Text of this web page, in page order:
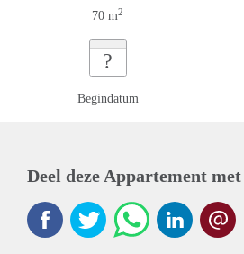
70 m2
?
Begindatum
Deel deze Appartement